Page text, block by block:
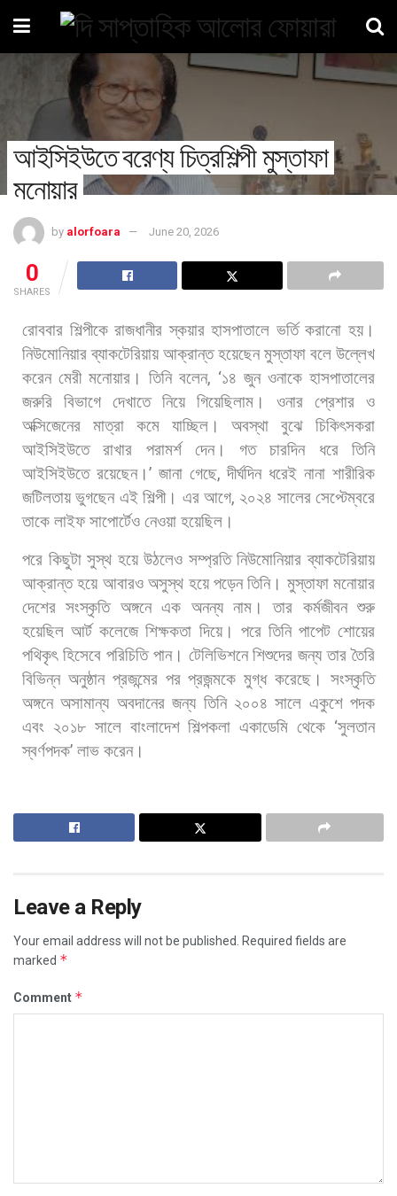
আইসিইউতে বরেণ্য চিত্রশিল্পী মুস্তাফা
মনোয়ার
by alorfoara June 20, 2026
0
SHARES
রোববার শিল্পীকে রাজধানীর স্কয়ার হাসপাতালে ভর্তি করানো হয়।
নিউমোনিয়ার ব্যাকটেরিয়ায় আক্রান্ত হয়েছেন মুস্তাফা বলে উল্লেখ
করেন মেরী মনোয়ার। তিনি বলেন, ‘১৪ জুন ওনাকে হাসপাতালের
জরুরি
বিভাগে দেখাতে নিয়ে গিয়েছিলাম। ওনার প্রেশার
ও
অক্সিজেনের
মাত্রা কমে যাচ্ছিল। অবস্থা বুঝে
চিকিৎসকরা
আইসিইউতে
রাখার পরামর্শ দেন। গত চারদিন ধরে
তিনি
আইসিইউতে রয়েছেন।’ জানা গেছে,দীর্ঘদিন ধরেই নানা শারীরিক
জটিলতায় ভুগছেন এই শিল্পী। এর আগে, ২০২৪ সালের সেপ্টেম্বরে
তাকে লাইফ সাপোর্টেও নেওয়া হয়েছিল।
পরে কিছুটা সুস্থ হয়ে উঠলেও সম্প্রতি নিউমোনিয়ার ব্যাকটেরিয়ায়
আক্রান্ত হয়ে আবারও অসুস্থ হয়ে পড়েন তিনি। মুস্তাফা মনোয়ার
দেশের সংস্কৃতি অঙ্গনে এক অনন্য নাম। তার কর্মজীবন শুরু
হয়েছিল আর্ট কলেজে শিক্ষকতা দিয়ে। পরে তিনি পাপেট শোয়ের
পথিকৃৎ হিসেবে পরিচিতি পান। টেলিভিশনে শিশুদের জন্য তার তৈরি
বিভিন্ন অনুষ্ঠান প্রজন্মের পর প্রজন্মকে মুগ্ধ করেছে। সংস্কৃতি
অঙ্গনে অসামান্য অবদানের জন্য তিনি ২০০৪ সালে একুশে পদক
এবং ২০১৮ সালে বাংলাদেশ শিল্পকলা একাডেমি থেকে ‘সুলতান
স্বর্ণপদক’ লাভ করেন।
Leave a Reply
Your email address will not be published.
Required fields are
marked *
Comment *